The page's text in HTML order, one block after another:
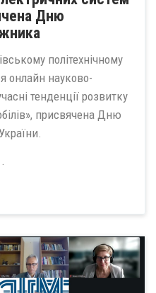
Дню
політехнічному
онлайн науково-
тенденції розвитку
присвячена Дню